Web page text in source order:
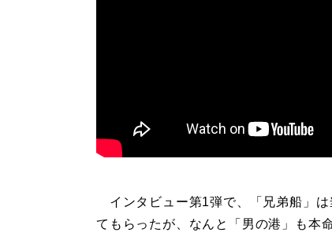
インタビュー第1弾で、「兄弟船」は
てもらったが、なんと「男の港」も本